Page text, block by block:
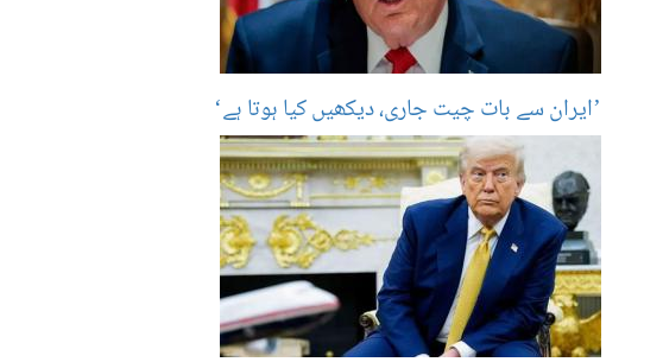
’ایران سے بات چیت جاری، دیکھیں کیا ہوتا ہے‘